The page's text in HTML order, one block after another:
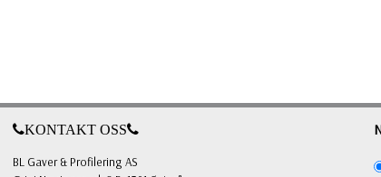
KONTAKT OSS
BL Gaver & Profilering AS